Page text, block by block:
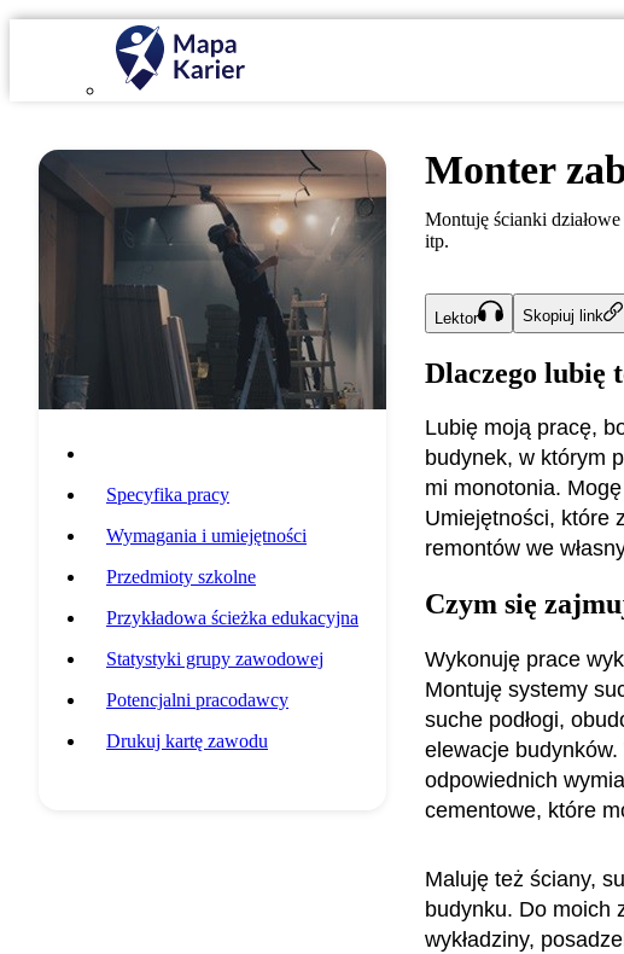
Specyfika pracy
Wymagania i umiejętności
Przedmioty szkolne
Przykładowa ścieżka edukacyjna
Statystyki grupy zawodowej
Potencjalni pracodawcy
Drukuj kartę zawodu
Monter
Montuję ścianki
itp.
Lektor Skopiuj link
Dlaczego lubię
Lubię moją pracę,
budynek, w którym
mi monotonia.
Umiejętności, które
remontów we
Czym się
Wykonuję prace
Montuję systemy
suche podłogi,
elewacje
odpowiednich
cementowe, które
Maluję też ściany,
budynku. Do moich
wykładziny,